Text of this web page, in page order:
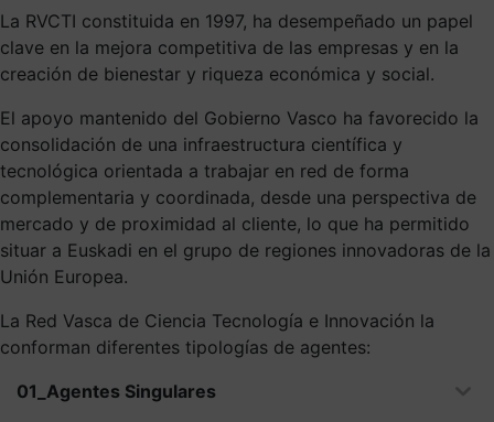
La RVCTI constituida en 1997, ha desempeñado un papel
clave en la mejora competitiva de las empresas y en la
creación de bienestar y riqueza económica y social.
El apoyo mantenido del Gobierno Vasco ha favorecido la
consolidación de una infraestructura científica y
tecnológica orientada a trabajar en red de forma
complementaria y coordinada, desde una perspectiva de
mercado y de proximidad al cliente, lo que ha permitido
situar a Euskadi en el grupo de regiones innovadoras de la
Unión Europea.
La Red Vasca de Ciencia Tecnología e Innovación la
conforman diferentes tipologías de agentes:
01_Agentes Singulares